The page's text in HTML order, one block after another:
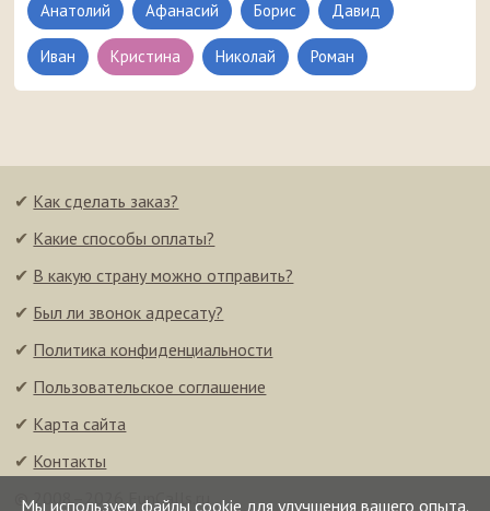
Анатолий Афанасий Борис Давид
Иван Кристина Николай Роман
Мы используем файлы cookie для улучшения вашего опыта.
✔ Как сделать заказ?
✔ Какие способы оплаты?
✔ В какую страну можно отправить?
✔ Был ли звонок адресату?
✔ Политика конфиденциальности
✔ Пользовательское соглашение
✔ Карта сайта
✔ Контакты
© 2008–2026 FunCalls.ru